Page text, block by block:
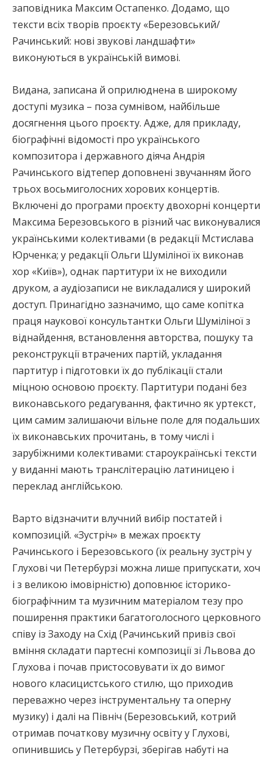
заповідника Максим Остапенко. Додамо, що
тексти всіх творів проєкту «Березовський/
Рачинський: нові звукові ландшафти»
виконуються в українській вимові.
Видана, записана й оприлюднена в широкому
доступі музика – поза сумнівом, найбільше
досягнення цього проєкту. Адже, для прикладу,
біографічні відомості про українського
композитора і державного діяча Андрія
Рачинського відтепер доповнені звучанням його
трьох восьмиголосних хорових концертів.
Включені до програми проєкту двохорні концерти
Максима Березовського в різний час виконувалися
українськими колективами (в редакції Мстислава
Юрченка; у редакції Ольги Шуміліної їх виконав
хор «Київ»), однак партитури їх не виходили
друком, а аудіозаписи не викладалися у широкий
доступ. Принагідно зазначимо, що саме копітка
праця наукової консультантки Ольги Шуміліної з
віднайдення, встановлення авторства, пошуку та
реконструкції втрачених партій, укладання
партитур і підготовки їх до публікації стали
міцною основою проєкту. Партитури подані без
виконавського редагування, фактично як уртекст,
цим самим залишаючи вільне поле для подальших
їх виконавських прочитань, в тому числі і
зарубіжними колективами: староукраїнські тексти
у виданні мають транслітерацію латиницею і
переклад англійською.
Варто відзначити влучний вибір постатей і
композицій. «Зустріч» в межах проєкту
Рачинського і Березовського (їх реальну зустріч у
Глухові чи Петербурзі можна лише припускати, хоч
і з великою імовірністю) доповнює історико-
біографічним та музичним матеріалом тезу про
поширення практики багатоголосного церковного
співу із Заходу на Схід (Рачинський привіз свої
вміння складати партесні композиції зі Львова до
Глухова і почав пристосовувати їх до вимог
нового класицистського стилю, що приходив
переважно через інструментальну та оперну
музику) і далі на Північ (Березовський, котрий
отримав початкову музичну освіту у Глухові,
опинившись у Петербурзі, зберігав набуті на